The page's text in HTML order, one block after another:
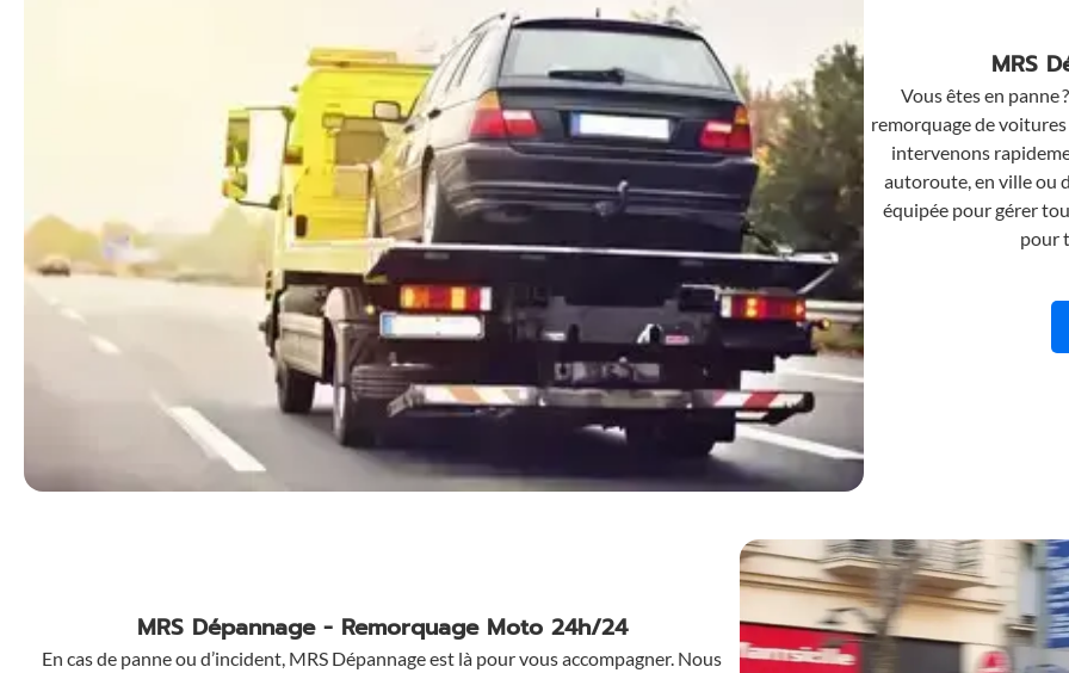
MRS
Vous êtes en panne
remorquage de
intervenons
autoroute, en ville ou
équipée pour gérer
pour
MRS Dépannage - Remorquage Moto 24h/24
En cas de panne ou d’incident, MRS Dépannage est là pour vous accompagner. Nous